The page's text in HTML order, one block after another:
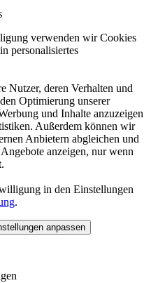
verwenden wir Cookies
personalisiertes
Nutzer, deren Verhalten und
Optimierung unserer
und Inhalte anzuzeigen
Außerdem können wir
Anbietern abgleichen und
anzeigen, nur wenn
in den Einstellungen
.
anpassen